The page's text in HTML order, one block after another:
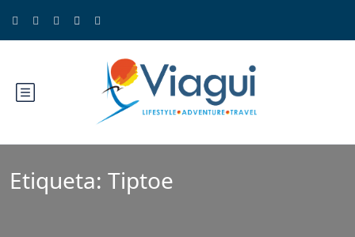
Etiqueta: Tiptoe